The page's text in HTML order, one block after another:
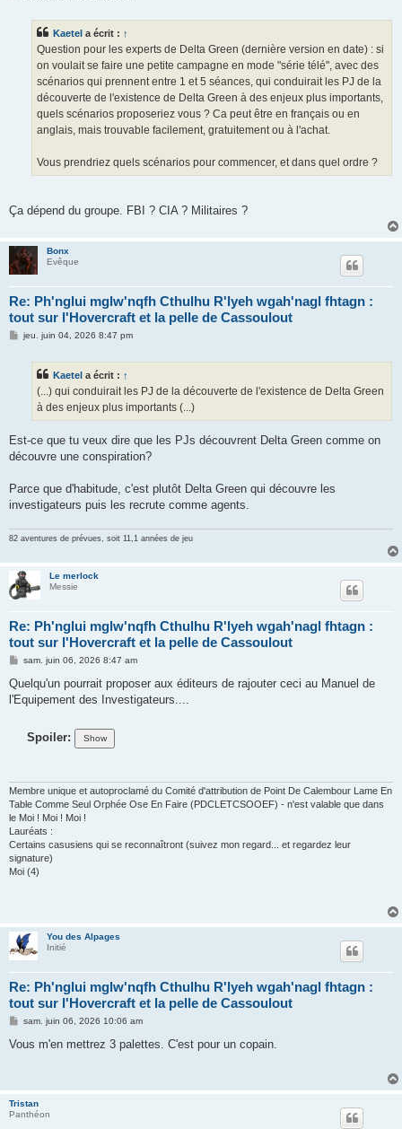
Kaetel a écrit : ↑
Question pour les experts de Delta Green (dernière version en date) : si
on voulait se faire une petite campagne en mode "série télé", avec des
scénarios qui prennent entre 1 et 5 séances, qui conduirait les PJ de la
découverte de l'existence de Delta Green à des enjeux plus importants,
quels scénarios proposeriez vous ? Ca peut être en français ou en
anglais, mais trouvable facilement, gratuitement ou à l'achat.
Vous prendriez quels scénarios pour commencer, et dans quel ordre ?
Ça dépend du groupe. FBI ? CIA ? Militaires ?
Bonx
Evêque
Re: Ph'nglui mglw'nqfh Cthulhu R'lyeh wgah'nagl fhtagn :
tout sur l'Hovercraft et la pelle de Cassoulout
Mjeu. juin 04, 2026 8:47 pm
Kaetel a écrit : ↑
(...) qui conduirait les PJ de la découverte de l'existence de Delta Green
à des enjeux plus importants (...)
Est-ce que tu veux dire que les PJs découvrent Delta Green comme on
découvre une conspiration?
Parce que d'habitude, c'est plutôt Delta Green qui découvre les
investigateurs puis les recrute comme agents.
82 aventures de prévues, soit 11,1 années de jeu
Le merlock
Messie
Re: Ph'nglui mglw'nqfh Cthulhu R'lyeh wgah'nagl fhtagn :
tout sur l'Hovercraft et la pelle de Cassoulout
M
s
a
sam. juin 06, 2026 8:47 am
Quelqu'un pourrait proposer aux éditeurs de rajouter ceci au Manuel de
l'Equipement des Investigateurs....
Spoiler:
Membre unique et autoproclamé du Comité d'attribution de Point De Calembour Lame En
Table Comme Seul Orphée Ose En Faire (PDCLETCSOOEF) - n'est valable que dans
le Moi ! Moi ! Moi !
Lauréats :
Certains casusiens qui se reconnaîtront (suivez mon regard... et regardez leur
signature)
Moi (4)
You des Alpages
Initié
Re: Ph'nglui mglw'nqfh Cthulhu R'lyeh wgah'nagl fhtagn :
tout sur l'Hovercraft et la pelle de Cassoulout
M
s
sam. juin 06, 2026 10:06 am
Vous m'en mettrez 3 palettes. C'est pour un copain.
Tristan
Panthéon